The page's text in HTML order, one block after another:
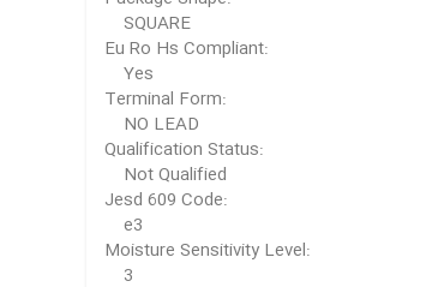
SQUARE
Eu Ro Hs Compliant:
Yes
Terminal Form:
NO LEAD
Qualification Status:
Not Qualified
Jesd 609 Code:
e3
Moisture Sensitivity Level:
3